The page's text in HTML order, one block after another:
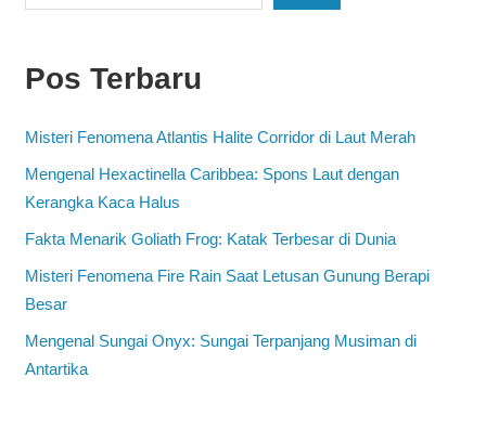
Pos Terbaru
Misteri Fenomena Atlantis Halite Corridor di Laut Merah
Mengenal Hexactinella Caribbea: Spons Laut dengan
Kerangka Kaca Halus
Fakta Menarik Goliath Frog: Katak Terbesar di Dunia
Misteri Fenomena Fire Rain Saat Letusan Gunung Berapi
Besar
Mengenal Sungai Onyx: Sungai Terpanjang Musiman di
Antartika